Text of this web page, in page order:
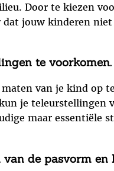
Door te kiezen
jouw kinderen
te voorkomen.
van je kind op
je teleurstellingen
maar essentiële
van de pasvorm en